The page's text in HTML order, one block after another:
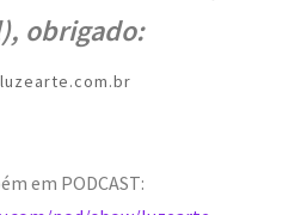
obrigado:
em PODCAST: